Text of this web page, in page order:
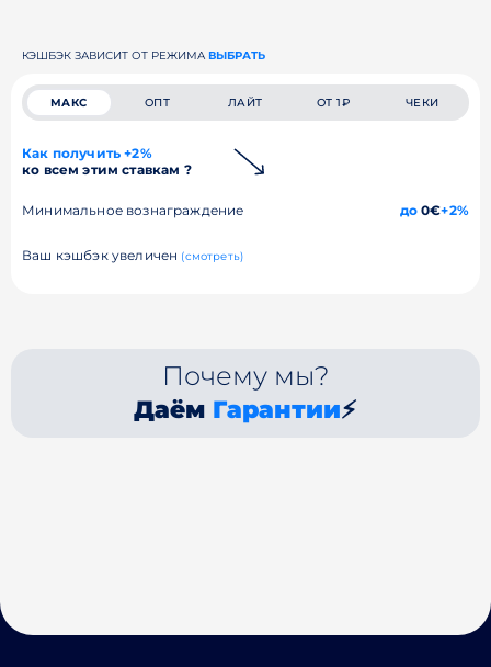
КЭШБЭК ЗАВИСИТ ОТ РЕЖИМА ВЫБРАТЬ
МАКС ОПТ ЛАЙТ ОТ 1₽ ЧЕКИ
Как получить +2%
ко всем этим ставкам ?
Минимальное вознаграждение до0€+2%
Ваш кэшбэк увеличен (смотреть)
Почему мы?
Даём Гарантии⚡